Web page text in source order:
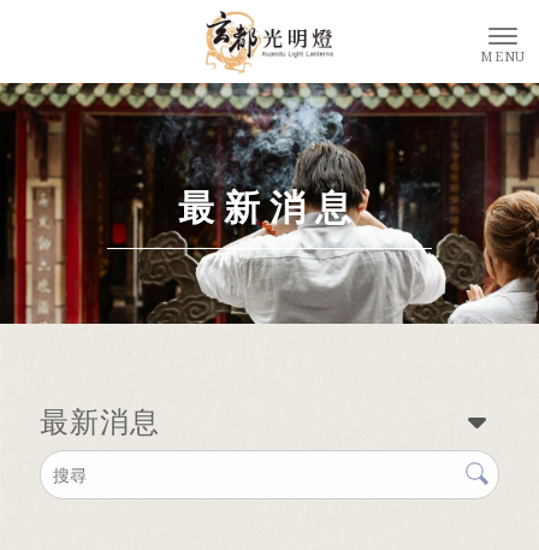
最新消息
最新消息